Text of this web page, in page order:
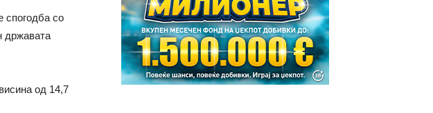
спогодба со
државата
од 14,7